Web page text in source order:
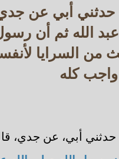
حدثني أبي عن
الله ثم أن رسول
من السرايا
كله
حدثني أبي، عن جدي،